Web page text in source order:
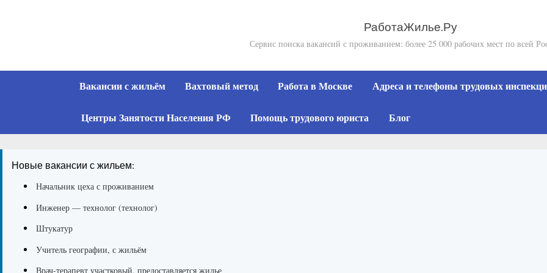
РаботаЖилье.Ру
Сервис поиска вакансий с проживанием: более 25 000 рабочих мест по всей
Вакансии с жильём Вахтовый метод Работа в Москве Адреса и телефоны трудовых
Центры Занятости Населения РФ Помощь трудового юриста Блог
Новые вакансии с жильем:
Начальник цеха с проживанием
Инженер — технолог (технолог)
Штукатур
Учитель географии, с жильём
Врач-терапевт участковый, предоставляется жилье